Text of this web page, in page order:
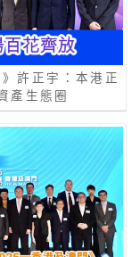
許正宇：本港正
產生態圈